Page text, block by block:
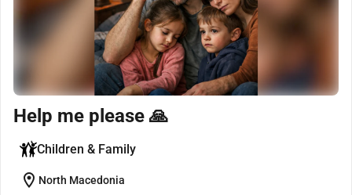
Help me please 🙏
Children & Family
location_on North Macedonia